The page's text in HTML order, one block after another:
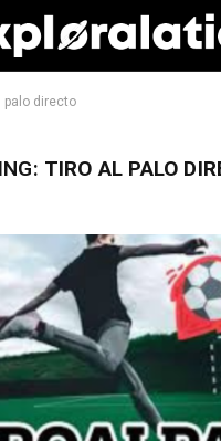
palo directo
TIRO AL PALO